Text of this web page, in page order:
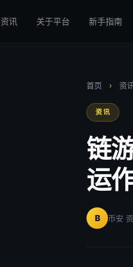
资讯 关于平台 新手指南
首页 › 资讯
资讯
链
运
B 币安